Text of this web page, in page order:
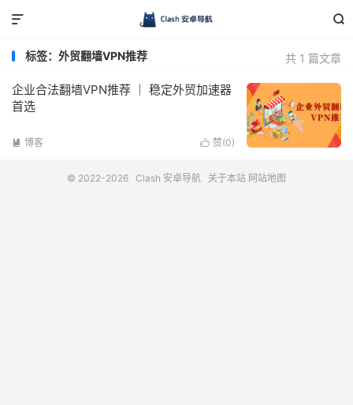


共 1 篇文章
标签：外贸翻墙VPN推荐
企业合法翻墙VPN推荐 ｜ 稳定外贸加速器
首选
 赞(0)
 博客
© 2022-2026 Clash 安卓导航 关于本站 网站地图